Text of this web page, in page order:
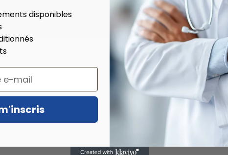
Voir tous les produits
disponibles